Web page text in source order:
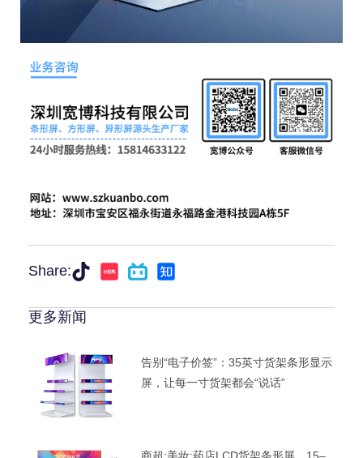
Share:
更多新闻
告别“电子价签”：35英寸货架条形显示
屏，让每一寸货架都会“说话”